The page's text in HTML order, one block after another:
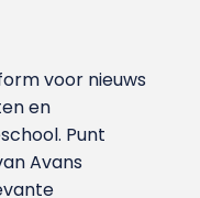
voor nieuws
en
Punt
Avans